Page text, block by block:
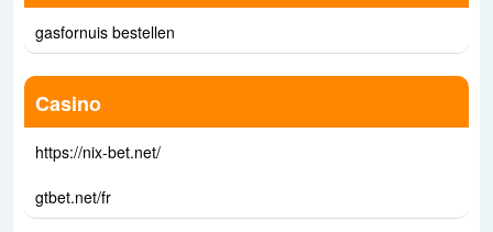
gasfornuis bestellen
Casino
https://nix-bet.net/
gtbet.net/fr